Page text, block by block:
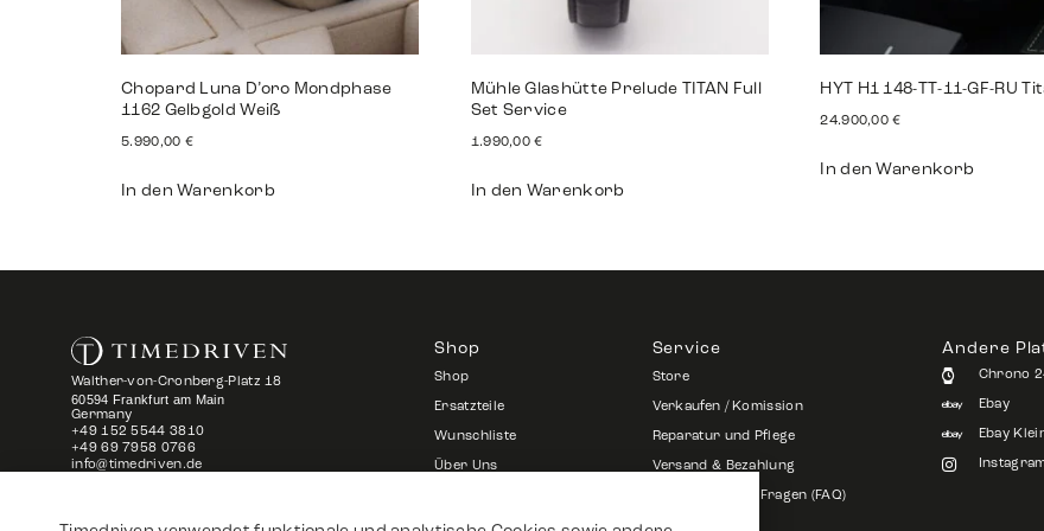
Chopard Luna D’oro Mondphase
1162 Gelbgold Weiß
5.990,00 €
In den Warenkorb
Mühle Glashütte Prelude TITAN Full
Set Service
1.990,00€
In den Warenkorb
HYT H1 148-TT-11-GF-RU
24.900,00€
In den Warenkorb
Walther-von-Cronberg-Platz 18
60594 Frankfurt am Main
Germany
+49 152 5544 3810
+49 69 7958 0766
info@timedriven.de
Shop
Shop
Ersatzteile
Wunschliste
Über Uns
Service
Store
Verkaufen / Komission
Reparatur und Pflege
Versand & Bezahlung
Häufig gestellte Fragen (FAQ)
Stellenangebote
Andere
Chrono
Ebay
Ebay